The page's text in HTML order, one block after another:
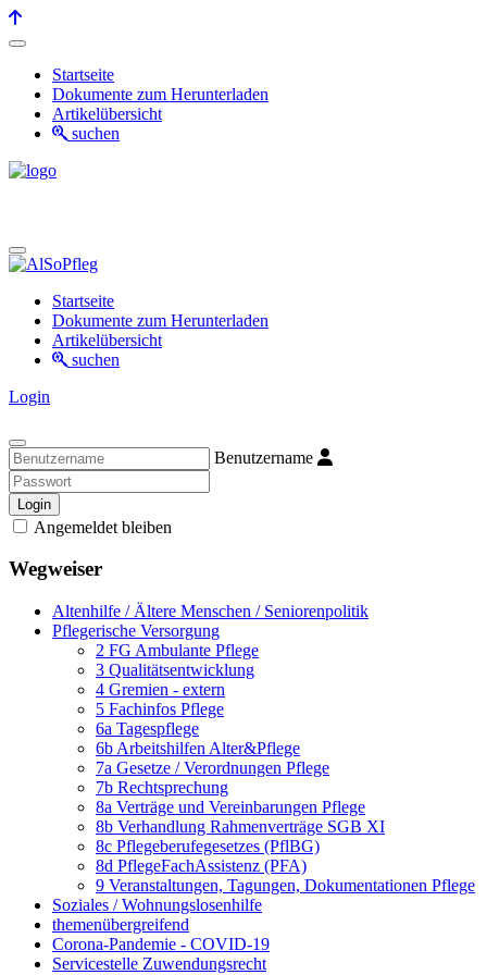
Startseite
Dokumente zum Herunterladen
Artikelübersicht
suchen
Startseite
Dokumente zum Herunterladen
Artikelübersicht
suchen
Login
Benutzername
Login
Angemeldet bleiben
Wegweiser
Altenhilfe / Ältere Menschen / Seniorenpolitik
Pflegerische Versorgung
2 FG Ambulante Pflege
3 Qualitätsentwicklung
4 Gremien - extern
5 Fachinfos Pflege
6a Tagespflege
6b Arbeitshilfen Alter&Pflege
7a Gesetze / Verordnungen Pflege
7b Rechtsprechung
8a Verträge und Vereinbarungen Pflege
8b Verhandlung Rahmenverträge SGB XI
8c Pflegeberufegesetzes (PflBG)
8d PflegeFachAssistenz (PFA)
9 Veranstaltungen, Tagungen, Dokumentationen Pflege
Soziales / Wohnungslosenhilfe
themenübergreifend
Corona-Pandemie - COVID-19
Servicestelle Zuwendungsrecht